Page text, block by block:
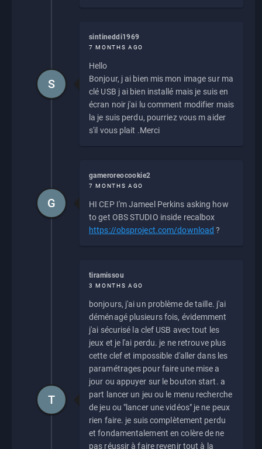
sintineddi1969
7 MONTHS AGO
Hello
Bonjour, j ai bien mis mon image sur ma
clé USB j ai bien installé mais je suis en
écran noir j'ai lu comment modifier mais
la je suis perdu, pourriez vous m aider
s'il vous plait .Merci
S
gameroreocookie2
7 MONTHS AGO
HI CEP I'm Jameel Perkins asking how
to get OBS STUDIO inside recalbox
https://obsproject.com/download ?
G
tiramissou
3 MONTHS AGO
bonjours, j'ai un problème de taille. j'ai
déménagé plusieurs fois, évidemment
j'ai sécurisé la clef USB avec tout les
jeux et je l'ai perdu. je ne retrouve plus
cette clef et impossible d'aller dans les
paramétrages pour faire une mise a
jour ou appuyer sur le bouton start. a
part lancer un jeu ou le menu recherche
de jeu ou "lancer une vidéos" je ne peux
rien faire. je suis complètement perdu
et fondamentalement en colère de ne
pas réussir à faire revenir tout à la
T